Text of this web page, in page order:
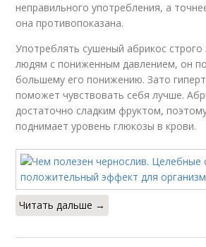
неправильного употребления, а
она противопоказана.
Употреблять сушеный абрикос строго
людям с пониженным давлением, он
большему его понижению. Зато
поможет чувствовать себя лучше.
достаточно сладким фруктом,
поднимает уровень глюкозы в крови.
Читать дальше →